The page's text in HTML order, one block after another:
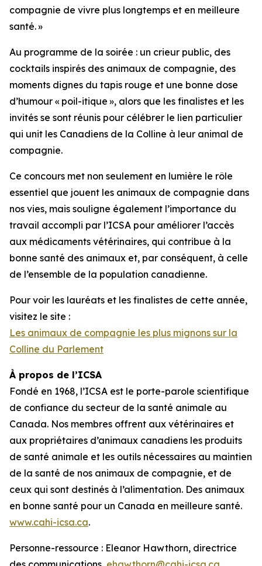
compagnie de vivre plus longtemps et en meilleure
santé. »
Au programme de la soirée : un crieur public, des
cocktails inspirés des animaux de compagnie, des
moments dignes du tapis rouge et une bonne dose
d’humour « poil-itique », alors que les finalistes et les
invités se sont réunis pour célébrer le lien particulier
qui unit les Canadiens de la Colline à leur animal de
compagnie.
Ce concours met non seulement en lumière le rôle
essentiel que jouent les animaux de compagnie dans
nos vies, mais souligne également l’importance du
travail accompli par l’ICSA pour améliorer l’accès
aux médicaments vétérinaires, qui contribue à la
bonne santé des animaux et, par conséquent, à celle
de l’ensemble de la population canadienne.
Pour voir les lauréats et les finalistes de cette année,
visitez le site :
Les animaux de compagnie les plus mignons sur la
Colline du Parlement
À propos de l’ICSA
Fondé en 1968, l’ICSA est le porte-parole scientifique
de confiance du secteur de la santé animale au
Canada. Nos membres offrent aux vétérinaires et
aux propriétaires d’animaux canadiens les produits
de santé animale et les outils nécessaires au maintien
de la santé de nos animaux de compagnie, et de
ceux qui sont destinés à l’alimentation. Des animaux
en bonne santé pour un Canada en meilleure santé.
www.cahi-icsa.ca.
Personne-ressource : Eleanor Hawthorn, directrice